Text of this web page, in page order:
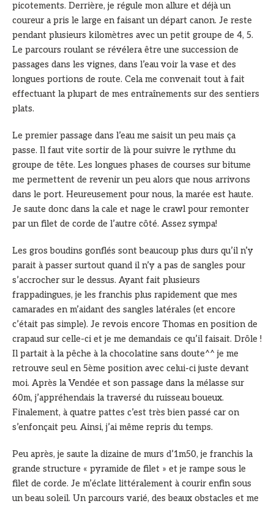
picotements. Derrière, je régule mon allure et déjà un
coureur a pris le large en faisant un départ canon. Je reste
pendant plusieurs kilomètres avec un petit groupe de 4, 5.
Le parcours roulant se révélera être une succession de
passages dans les vignes, dans l’eau voir la vase et des
longues portions de route. Cela me convenait tout à fait
effectuant la plupart de mes entraînements sur des sentiers
plats.
Le premier passage dans l’eau me saisit un peu mais ça
passe. Il faut vite sortir de là pour suivre le rythme du
groupe de tête. Les longues phases de courses sur bitume
me permettent de revenir un peu alors que nous arrivons
dans le port. Heureusement pour nous, la marée est haute.
Je saute donc dans la cale et nage le crawl pour remonter
par un filet de corde de l’autre côté. Assez sympa!
Les gros boudins gonflés sont beaucoup plus durs qu’il n’y
parait à passer surtout quand il n’y a pas de sangles pour
s’accrocher sur le dessus. Ayant fait plusieurs
frappadingues, je les franchis plus rapidement que mes
camarades en m’aidant des sangles latérales (et encore
c’était pas simple). Je revois encore Thomas en position de
crapaud sur celle-ci et je me demandais ce qu’il faisait. Drôle !
Il partait à la pêche à la chocolatine sans doute^^ je me
retrouve seul en 5ème position avec celui-ci juste devant
moi. Après la Vendée et son passage dans la mélasse sur
60m, j’appréhendais la traversé du ruisseau boueux.
Finalement, à quatre pattes c’est très bien passé car on
s’enfonçait peu. Ainsi, j’ai même repris du temps.
Peu après, je saute la dizaine de murs d’1m50, je franchis la
grande structure « pyramide de filet » et je rampe sous le
filet de corde. Je m’éclate littéralement à courir enfin sous
un beau soleil. Un parcours varié, des beaux obstacles et me